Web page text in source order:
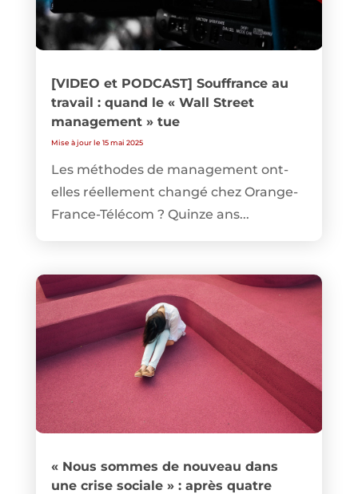
[VIDEO et PODCAST] Souffrance au
travail : quand le « Wall Street
management » tue
Mise à jour le 15 mai 2025
Les méthodes de management ont-
elles réellement changé chez Orange-
France-Télécom ? Quinze ans...
« Nous sommes de nouveau dans
une crise sociale » : après quatre